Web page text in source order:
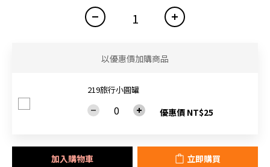
以優惠價加購商品
219旅行小圓罐
優惠價 NT$25
加入購物車 立即購買